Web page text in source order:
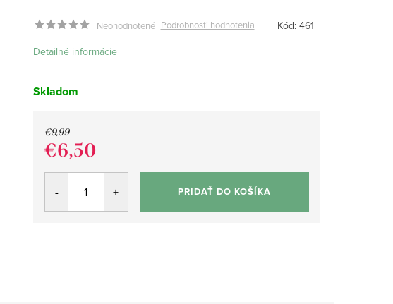
Neohodnotené Podrobnosti hodnotenia Kód: 461
Detailné informácie
Skladom
€9,99
€6,50
Jednotková
PRIDAŤ DO KOŠÍKA